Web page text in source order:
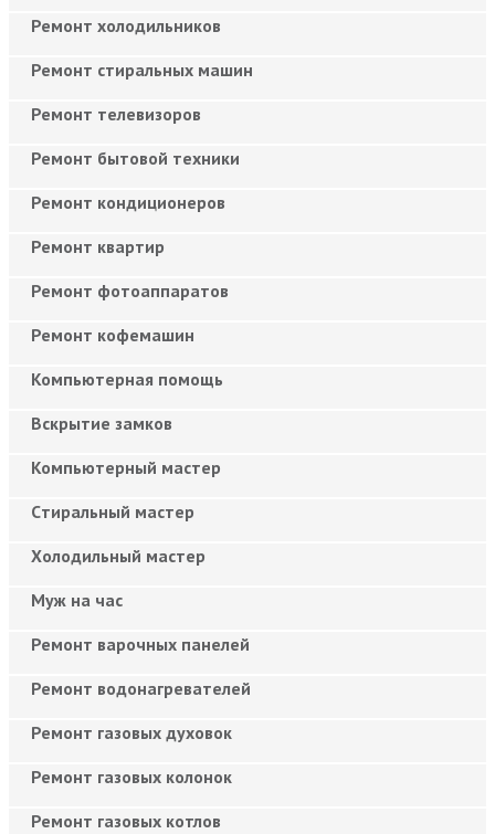
Ремонт холодильников
Ремонт стиральных машин
Ремонт телевизоров
Ремонт бытовой техники
Ремонт кондиционеров
Ремонт квартир
Ремонт фотоаппаратов
Ремонт кофемашин
Компьютерная помощь
Вскрытие замков
Компьютерный мастер
Cтиральный мастер
Холодильный мастер
Муж на час
Ремонт варочных панелей
Ремонт водонагревателей
Ремонт газовых духовок
Ремонт газовых колонок
Ремонт газовых котлов